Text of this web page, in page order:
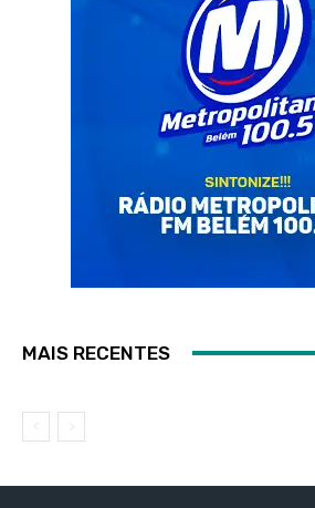
MAIS RECENTES